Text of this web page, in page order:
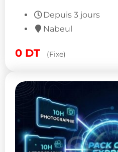
Depuis 3 jours
Nabeul
0 DT (Fixe)